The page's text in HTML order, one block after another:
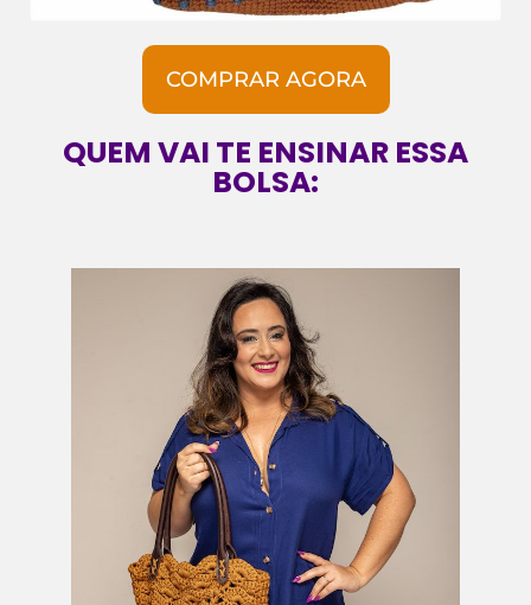
COMPRAR AGORA
QUEM VAI TE ENSINAR ESSA
BOLSA: